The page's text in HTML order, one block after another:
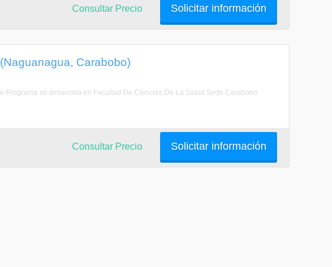
Solicitar información
Consultar Precio
Carabobo)
Programa se desarrolla en Facultad De Ciencias De La Salud Sede Carabobo
Solicitar información
Consultar Precio